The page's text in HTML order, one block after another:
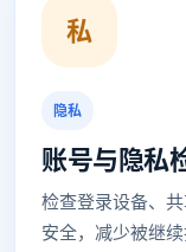
私
隐私
账号与隐私
检查登录设备、
安全，减少被继续